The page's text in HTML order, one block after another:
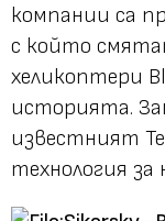
компании са
с който
хеликоптери
историята.
известният
технология